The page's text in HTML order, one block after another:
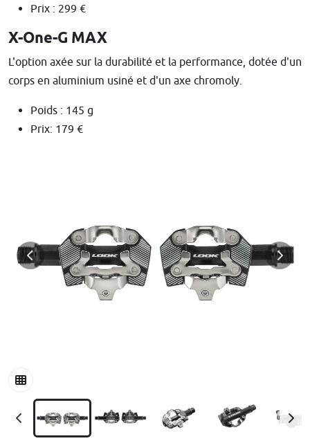
Prix : 299 €
X-One-G MAX
L'option axée sur la durabilité et la performance, dotée d'un
corps en aluminium usiné et d'un axe chromoly.
Poids : 145 g
Prix: 179 €